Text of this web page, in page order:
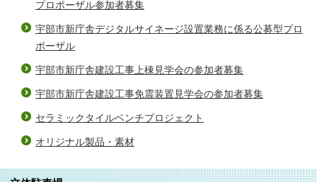
プロポーザル参加者募集
宇部市新庁舎デジタルサイネージ設置業務に係る公募型プロ
ポーザル
宇部市新庁舎建設工事上棟見学会の参加者募集
宇部市新庁舎建設工事免震装置見学会の参加者募集
セラミックタイルベンチプロジェクト
オリジナル製品・素材